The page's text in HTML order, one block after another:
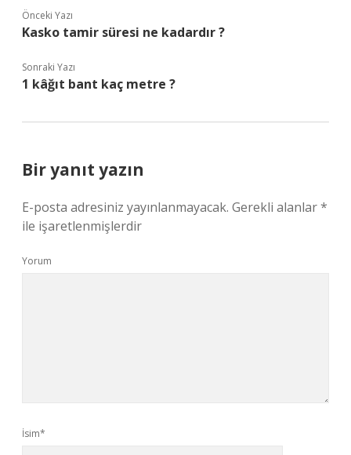
Önceki Yazı
Kasko tamir süresi ne kadardır ?
Sonraki Yazı
1 kâğıt bant kaç metre ?
Bir yanıt yazın
E-posta adresiniz yayınlanmayacak. Gerekli alanlar*
ile işaretlenmişlerdir
Yorum
İsim*